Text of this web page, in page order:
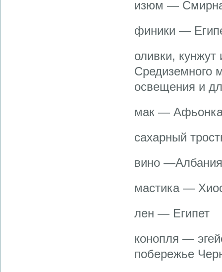
изюм —
финики —
оливки,
Средиземного
освещения и
мак —
сахарный
вино
мастика —
лен — Египет
конопля —
побережье